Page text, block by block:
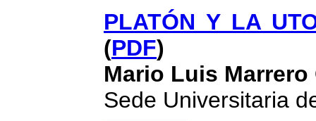
PLATÓN Y LA
(PDF)
Mario Luis Marrero
Sede Universitaria